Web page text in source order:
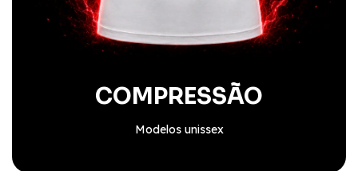
COMPRESSÃO
Modelos unissex